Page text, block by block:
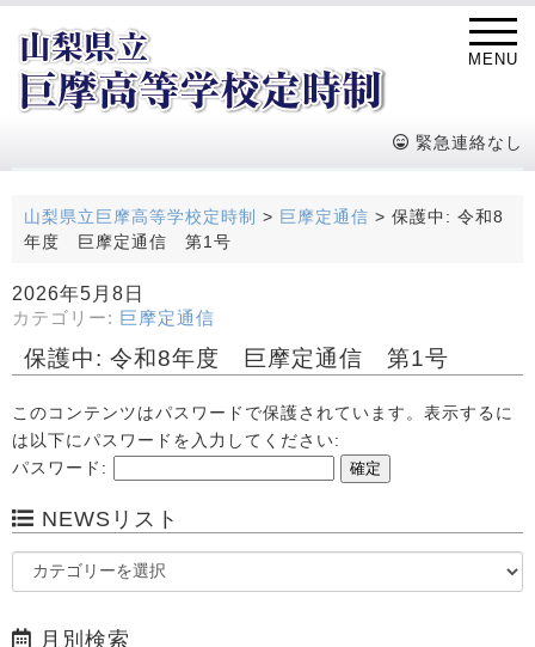
MENU
緊急連絡なし
山梨県立巨摩高等学校定時制 > 巨摩定通信 > 保護中: 令和8
年度 巨摩定通信 第1号
2026年5月8日
カテゴリー: 巨摩定通信
保護中: 令和8年度 巨摩定通信 第1号
このコンテンツはパスワードで保護されています。表示するに
は以下にパスワードを入力してください:
パスワード:
NEWSリスト
月別検索